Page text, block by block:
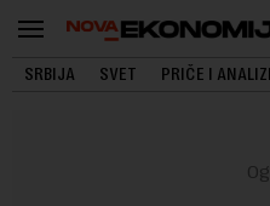
SRBIJA SVET PRIČE I